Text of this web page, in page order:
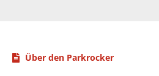
Über den Parkrocker